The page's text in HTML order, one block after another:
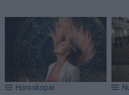
Horoskopai